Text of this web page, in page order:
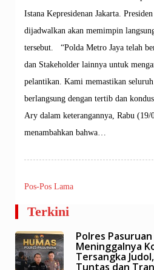
Istana Kepresidenan Jakarta.
dijadwalkan akan memimpin
tersebut. “Polda Metro Jaya telah
dan Stakeholder lainnya untuk
pelantikan. Kami memastikan
berlangsung dengan tertib dan
Ary dalam keterangannya, Rabu
menambahkan bahwa…
Navigasi
Pos-Pos Lama
Terkini
Polres
Meninggalnya
Tersangka
Tuntas dan